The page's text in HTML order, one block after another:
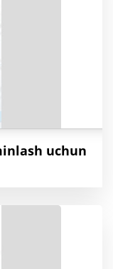
uchun